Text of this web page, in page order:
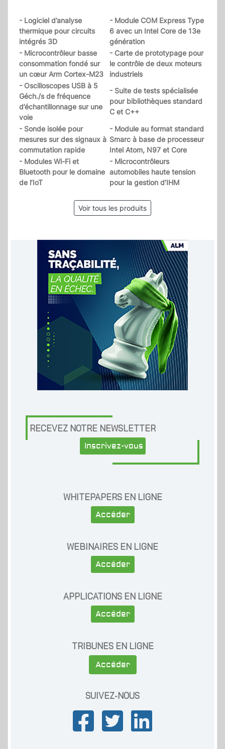
- Logiciel d’analyse
thermique pour circuits
intégrés 3D
- Module COM Express Type
6 avec un Intel Core de 13e
génération
- Microcontrôleur basse
consommation fondé sur
un cœur Arm Cortex-M23
- Carte de prototypage pour
le contrôle de deux moteurs
industriels
- Oscilloscopes USB à 5
Géch./s de fréquence
d’échantillonnage sur une
voie
- Suite de tests spécialisée
pour bibliothèques standard
C et C++
- Sonde isolée pour
mesures sur des signaux à
commutation rapide
- Module au format standard
Smarc à base de processeur
Intel Atom, N97 et Core
- Modules Wi-Fi et
Bluetooth pour le domaine
de l’IoT
- Microcontrôleurs
automobiles haute tension
pour la gestion d’IHM
Voir tous les produits
RECEVEZ NOTRE NEWSLETTER
Inscrivez-vous
WHITEPAPERS EN LIGNE
Accéder
WEBINAIRES EN LIGNE
Accéder
APPLICATIONS EN LIGNE
Accéder
TRIBUNES EN LIGNE
Accéder
SUIVEZ-NOUS